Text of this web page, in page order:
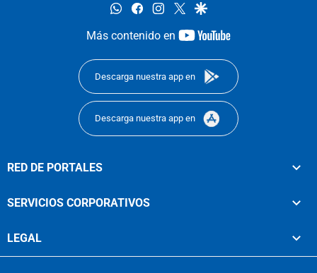
whatsappfacebookinstagram
twittergoogle
Más contenido en
youtube-
Descarga nuestra app en
Descarga nuestra app en
RED DE PORTALES
SERVICIOS CORPORATIVOS
LEGAL